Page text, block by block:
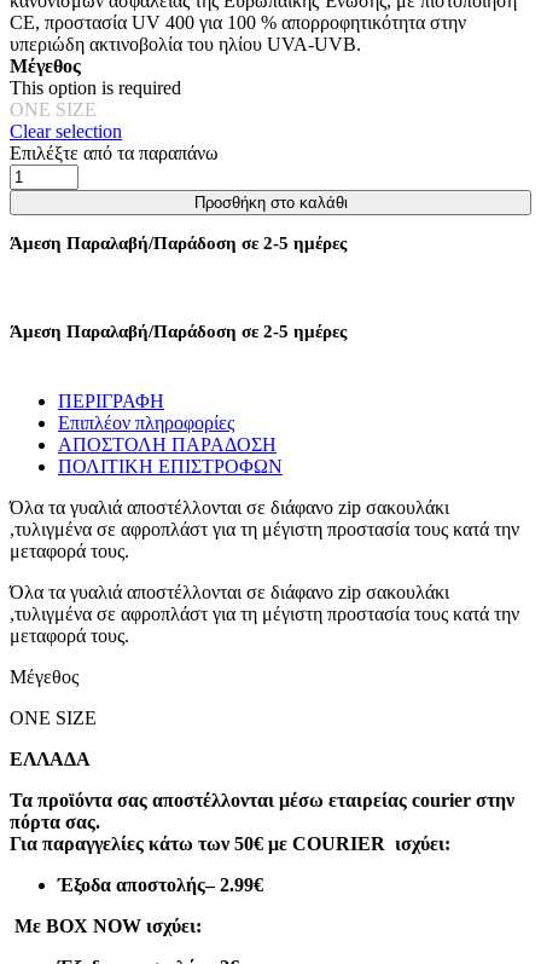
του
προϊόντος
CE, προστασία UV 400 για 100 % απορροφητικότητα στην
υπεριώδη ακτινοβολία του ηλίου UVA-UVB.
Μέγεθος
This option is required
ONE SIZE
Clear selection
Επιλέξτε από τα παραπάνω
Γυαλιά
Ηλίου
Galaxy
Mε
Μαύρο
ποσότητα
Προσθήκη στο καλάθι
Άμεση Παραλαβή/Παράδοση σε 2-5 ημέρες
Άμεση Παραλαβή/Παράδοση σε 2-5 ημέρες
ΠΕΡΙΓΡΑΦΗ
Επιπλέον πληροφορίες
ΑΠΟΣΤΟΛΗ ΠΑΡΑΔΟΣΗ
ΠΟΛΙΤΙΚΗ ΕΠΙΣΤΡΟΦΩΝ
Όλα τα γυαλιά αποστέλλονται σε διάφανο zip σακουλάκι
,τυλιγμένα σε αφροπλάστ για τη μέγιστη προστασία τους κατά την
μεταφορά τους.
Όλα τα γυαλιά αποστέλλονται σε διάφανο zip σακουλάκι
,τυλιγμένα σε αφροπλάστ για τη μέγιστη προστασία τους κατά την
μεταφορά τους.
Μέγεθος
ONE SIZE
ΕΛΛΑΔΑ
Τα προϊόντα σας αποστέλλονται μέσω εταιρείας courier στην
πόρτα σας.
Για παραγγελίες κάτω των 50€ με COURIER ισχύει:
Έξοδα αποστολής– 2.99€
Με BOX NOW ισχύει: